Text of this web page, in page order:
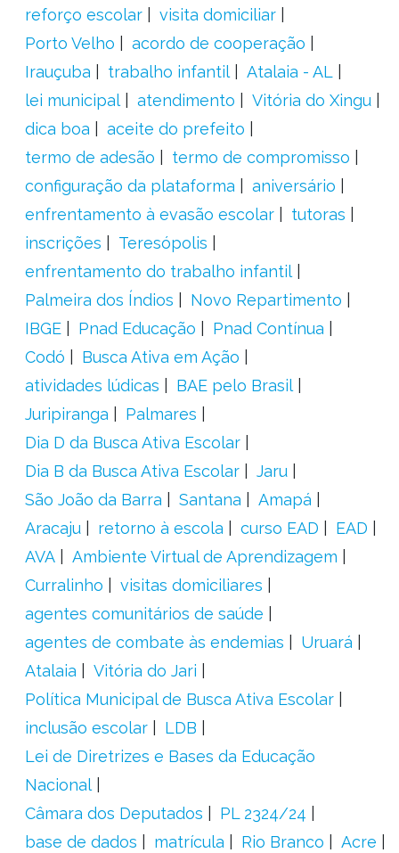
reforço escolar
visita domiciliar
Porto Velho
acordo de cooperação
Irauçuba
trabalho infantil
Atalaia - AL
lei municipal
atendimento
Vitória do Xingu
dica boa
aceite do prefeito
termo de adesão
termo de compromisso
configuração da plataforma
aniversário
enfrentamento à evasão escolar
tutoras
inscrições
Teresópolis
enfrentamento do trabalho infantil
Palmeira dos Índios
Novo Repartimento
IBGE
Pnad Educação
Pnad Contínua
Codó
Busca Ativa em Ação
atividades lúdicas
BAE pelo Brasil
Juripiranga
Palmares
Dia D da Busca Ativa Escolar
Dia B da Busca Ativa Escolar
Jaru
São João da Barra
Santana
Amapá
Aracaju
retorno à escola curso EAD
EAD
AVA
Ambiente Virtual de Aprendizagem
Curralinho
visitas domiciliares
agentes comunitários de saúde
agentes de combate às endemias
Uruará
Atalaia
Vitória do Jari
Política Municipal de Busca Ativa Escolar
inclusão escolar
LDB
Lei de Diretrizes e Bases da Educação
Nacional
Câmara dos Deputados
PL 2324/24
base de dados
matrícula Rio Branco
Acre